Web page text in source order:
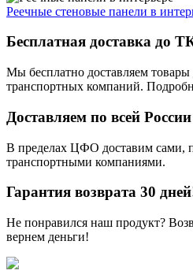
Реечные стеновые панели в
Бесплатная доставка до
Мы бесплатно доставляем товары
транспортных компаний.
Доставляем по всей России
В пределах ЦФО доставим сами,
транспортными компаниями.
Гарантия возврата 30
Не понравился наш продукт?
вернем деньги!